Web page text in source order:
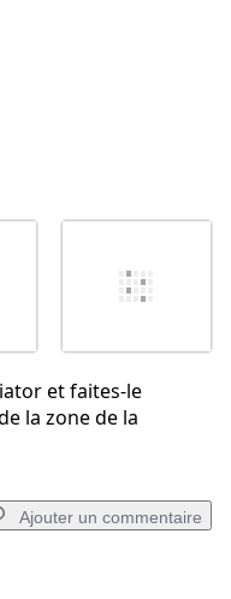
et faites-le
la zone de la
Ajouter un commentaire